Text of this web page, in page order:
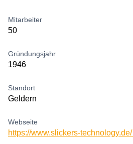
Mitarbeiter
50
Gründungsjahr
1946
Standort
Geldern
Webseite
https://www.slickers-technology.de/